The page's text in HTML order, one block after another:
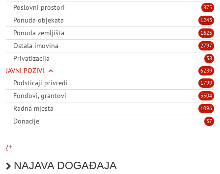
875
Poslovni prostori
1243
Ponuda objekata
1623
Ponuda zemljišta
2797
Ostala imovina
38
Privatizacija
6289
JAVNI POZIVI
1799
Podsticaji privredi
3504
Fondovi, grantovi
1096
Radna mjesta
37
Donacije
/+
NAJAVA DOGAĐAJA